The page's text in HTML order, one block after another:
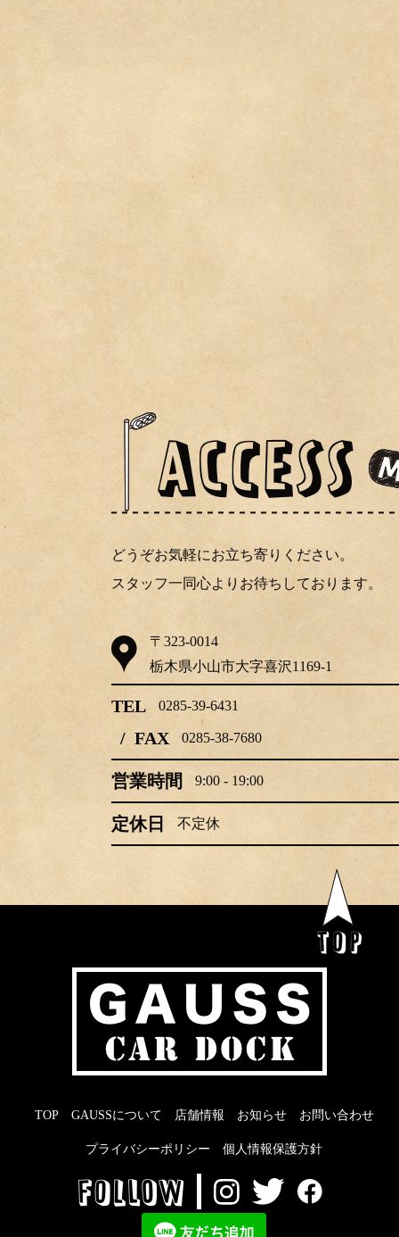
どうぞお気軽にお立ち寄りください。
スタッフ一同心よりお待ちしております。
〒323-0014
栃木県小山市大字喜沢1169-1
TEL 0285-39-6431
/ FAX 0285-38-7680
営業時間 9:00 - 19:00
定休日 不定休
TOP GAUSSについて 店舗情報 お知らせ お問い合わせ
プライバシーポリシー 個人情報保護方針